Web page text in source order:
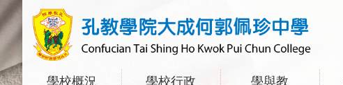
學校概況 學校行政 學與教